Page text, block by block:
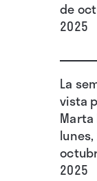
elementos
música con
de
2025
La
vista
Marta
2025